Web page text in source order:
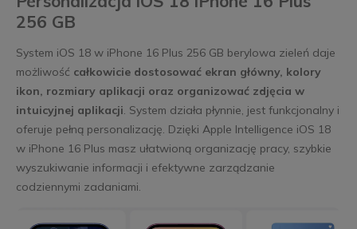
256 GB
System iOS 18 w iPhone 16 Plus 256 GB berylowa zieleń daje
możliwość całkowicie dostosować ekran główny, kolory
ikon, rozmiary aplikacji oraz organizować zdjęcia w
intuicyjnej aplikacji. System działa płynnie, jest funkcjonalny i
oferuje pełną personalizację. Dzięki Apple Intelligence iOS 18
w iPhone 16 Plus masz ułatwioną organizację pracy, szybkie
wyszukiwanie informacji i efektywne zarządzanie
codziennymi zadaniami.